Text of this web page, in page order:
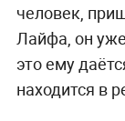
человек,
Лайфа, он
это ему
находится в